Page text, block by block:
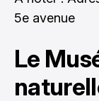
5e avenue
Le